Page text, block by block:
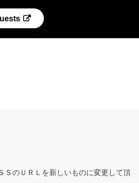
ＳのＵＲＬを新しいものに変更して頂